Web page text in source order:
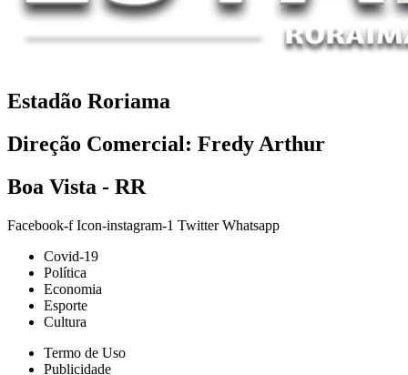
Estadão Roriama
Direção Comercial: Fredy Arthur
Boa Vista - RR
Facebook-f Icon-instagram-1 Twitter Whatsapp
Covid-19
Política
Economia
Esporte
Cultura
Termo de Uso
Publicidade